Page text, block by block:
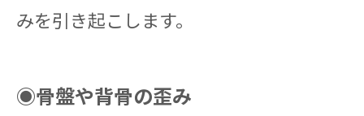
みを引き起こします。
◉骨盤や背骨の歪み